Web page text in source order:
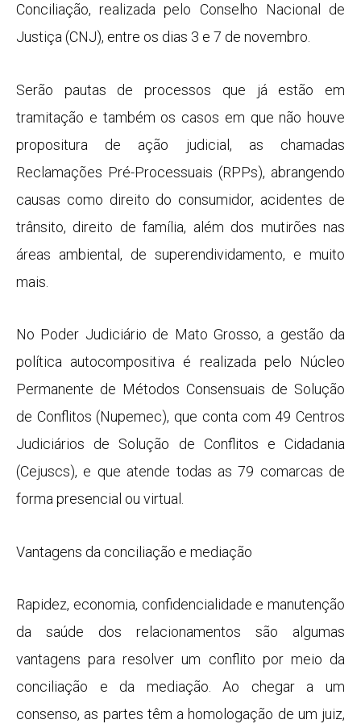
Conciliação, realizada pelo Conselho Nacional de
Justiça (CNJ), entre os dias 3 e 7 de novembro.
Serão pautas de processos que já estão em
tramitação e também os casos em que não houve
propositura de ação judicial, as chamadas
Reclamações Pré-Processuais (RPPs), abrangendo
causas como direito do consumidor, acidentes de
trânsito, direito de família, além dos mutirões nas
áreas ambiental, de superendividamento, e muito
mais.
No Poder Judiciário de Mato Grosso, a gestão da
política autocompositiva é realizada pelo Núcleo
Permanente de Métodos Consensuais de Solução
de Conflitos (Nupemec), que conta com 49 Centros
Judiciários de Solução de Conflitos e Cidadania
(Cejuscs), e que atende todas as 79 comarcas de
forma presencial ou virtual.
Vantagens da conciliação e mediação
Rapidez, economia, confidencialidade e manutenção
da saúde dos relacionamentos são algumas
vantagens para resolver um conflito por meio da
conciliação e da mediação. Ao chegar a um
consenso, as partes têm a homologação de um juiz,